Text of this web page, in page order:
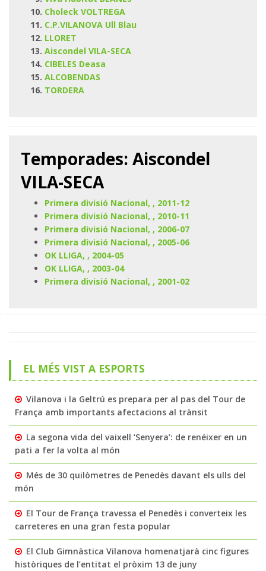
Choleck VOLTREGA
C.P.VILANOVA Ull Blau
LLORET
Aiscondel VILA-SECA
CIBELES Deasa
ALCOBENDAS
TORDERA
Temporades: Aiscondel
VILA-SECA
Primera divisió Nacional, , 2011-12
Primera divisió Nacional, , 2010-11
Primera divisió Nacional, , 2006-07
Primera divisió Nacional, , 2005-06
OK LLIGA, , 2004-05
OK LLIGA, , 2003-04
Primera divisió Nacional, , 2001-02
EL MÉS VIST A ESPORTS
Vilanova i la Geltrú es prepara per al pas del Tour de
França amb importants afectacions al trànsit
La segona vida del vaixell ‘Senyera’: de renéixer en un
pati a fer la volta al món
Més de 30 quilòmetres de Penedès davant els ulls del
món
El Tour de França travessa el Penedès i converteix les
carreteres en una gran festa popular
El Club Gimnàstica Vilanova homenatjarà cinc figures
històriques de l’entitat el pròxim 13 de juny